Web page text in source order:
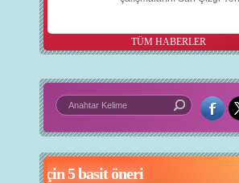
TÜM HABERLER
5 basit öneriDaha iyi bir dünya için